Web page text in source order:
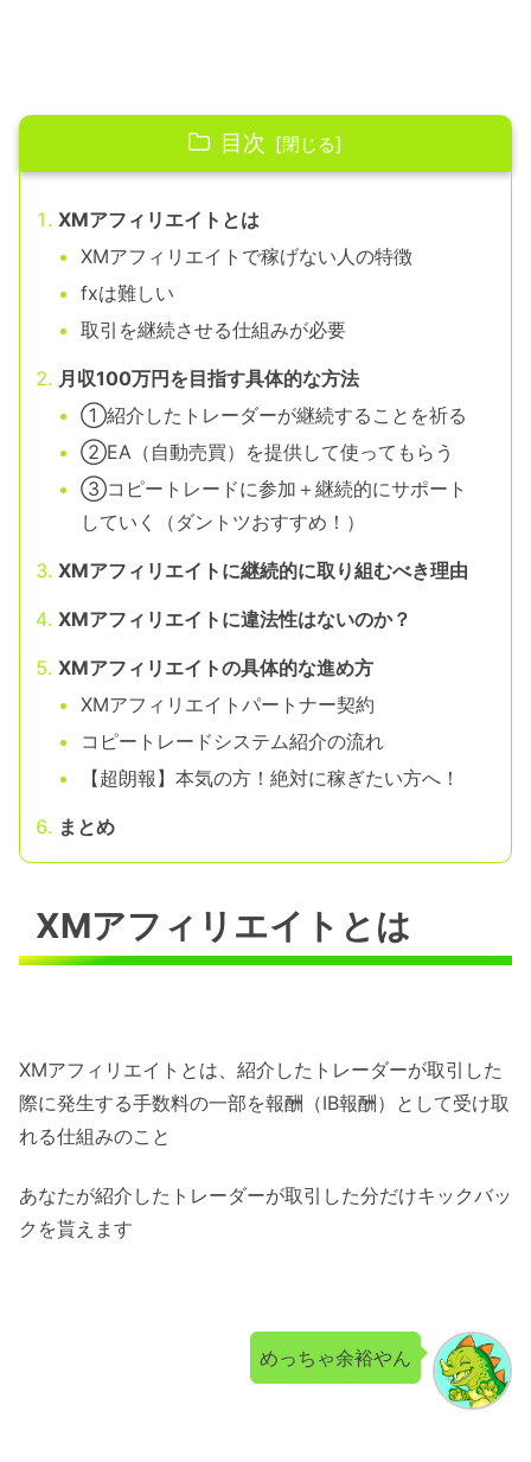
目次
XMアフィリエイトとは
XMアフィリエイトで稼げない人の特徴
fxは難しい
取引を継続させる仕組みが必要
月収100万円を目指す具体的な方法
①紹介したトレーダーが継続することを祈る
②EA（自動売買）を提供して使ってもらう
③コピートレードに参加＋継続的にサポート
していく（ダントツおすすめ！）
XMアフィリエイトに継続的に取り組むべき理由
XMアフィリエイトに違法性はないのか？
XMアフィリエイトの具体的な進め方
XMアフィリエイトパートナー契約
コピートレードシステム紹介の流れ
【超朗報】本気の方！絶対に稼ぎたい方へ！
まとめ
XMアフィリエイトとは
XMアフィリエイトとは、紹介したトレーダーが取引した
際に発生する手数料の一部を報酬（IB報酬）として受け取
れる仕組みのこと
あなたが紹介したトレーダーが取引した分だけキックバッ
クを貰えます
めっちゃ余裕やん